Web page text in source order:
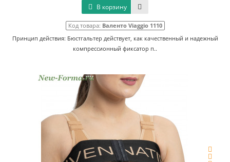
В корзину
Код товара: Валенто Viaggio 1110
Принцип действия: Бюстгальтер действует, как качественный и надежный
компрессионный фиксатор п..